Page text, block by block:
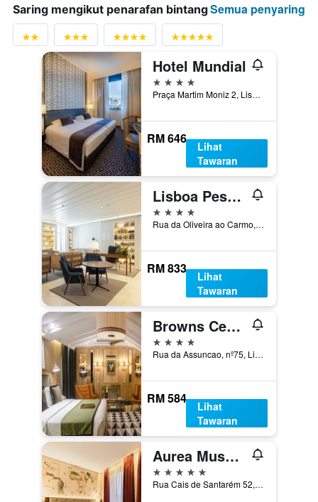
Saring mengikut penarafan bintangSemua penyaring
Hotel Mundial
4 bintang
Praça Martim Moniz 2, Lisbon, Lisbon District, Portugal
RM 646
Lihat
Tawaran
Lisboa Pessoa Hotel
4 bintang
Rua da Oliveira ao Carmo, 8, Lisbon, Lisbon District, Portugal
RM 833
Lihat
Tawaran
Browns Central Hotel
4 bintang
Rua da Assuncao, nº75, Lisbon, Lisbon District, Portugal
RM 584
Lihat
Tawaran
Aurea Museum by Eurostars Hotel Company
5 bintang
Rua Cais de Santarém 52, Lisbon, Lisbon District, Portugal